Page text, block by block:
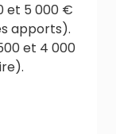
et 5 000 €
apports).
et 4 000